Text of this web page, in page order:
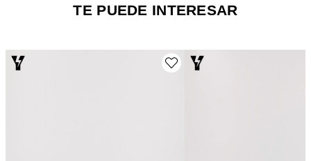
TE PUEDE INTERESAR